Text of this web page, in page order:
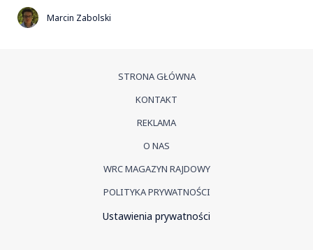
Marcin Zabolski
STRONA GŁÓWNA
KONTAKT
REKLAMA
O NAS
WRC MAGAZYN RAJDOWY
POLITYKA PRYWATNOŚCI
Ustawienia prywatności